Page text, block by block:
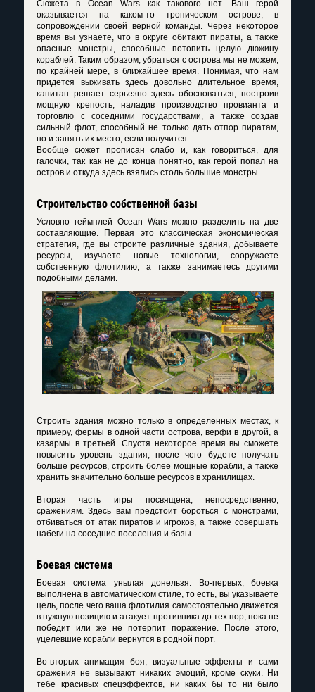
Сюжета в Ocean Wars как такового нет. Ваш герой
оказывается на каком-то тропическом острове, в
сопровождении своей верной команды. Через некоторое
время вы узнаете, что в округе обитают пираты, а также
опасные монстры, способные потопить целую дюжину
кораблей. Таким образом, убраться с острова мы не можем,
по крайней мере, в ближайшее время. Понимая, что нам
придется выживать здесь довольно длительное время,
капитан решает серьезно здесь обосноваться, построив
мощную крепость, наладив производство провианта и
торговлю с соседними государствами, а также создав
сильный флот, способный не только дать отпор пиратам,
но и занять их место, если получится.
Вообще сюжет прописан слабо и, как говориться, для
галочки, так как не до конца понятно, как герой попал на
остров и откуда здесь взялись столь большие монстры.
Строительство собственной базы
Условно геймплей Ocean Wars можно разделить на две
составляющие. Первая это классическая экономическая
стратегия, где вы строите различные здания, добываете
ресурсы, изучаете новые технологии, сооружаете
собственную флотилию, а также занимаетесь другими
подобными делами.
Строить здания можно только в определенных местах, к
примеру, фермы в одной части острова, верфи в другой, а
казармы в третьей. Спустя некоторое время вы сможете
повысить уровень здания, после чего будете получать
больше ресурсов, строить более мощные корабли, а также
хранить значительно больше ресурсов в хранилищах.
Вторая часть игры посвящена, непосредственно,
сражениям. Здесь вам предстоит бороться с монстрами,
отбиваться от атак пиратов и игроков, а также совершать
набеги на соседние поселения и базы.
Боевая система
Боевая система унылая донельзя. Во-первых, боевка
выполнена в автоматическом стиле, то есть, вы указываете
цель, после чего ваша флотилия самостоятельно движется
в нужную позицию и атакует противника до тех пор, пока не
победит или же не потерпит поражение. После этого,
уцелевшие корабли вернутся в родной порт.
Во-вторых анимация боя, визуальные эффекты и сами
сражения не вызывают никаких эмоций, кроме скуки. Ни
тебе красивых спецэффектов, ни каких бы то ни было